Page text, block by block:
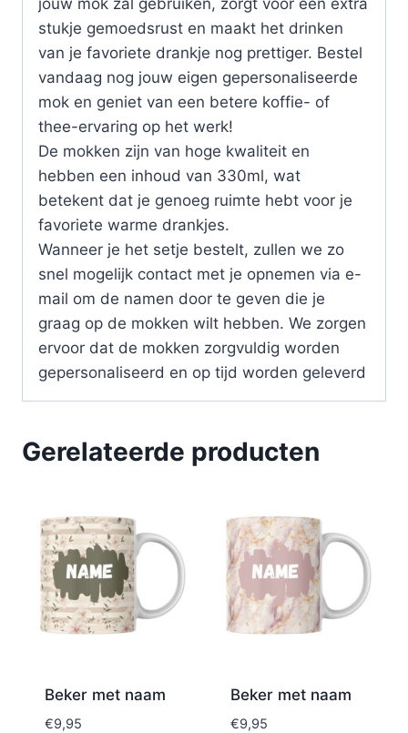
stukje gemoedsrust en maakt het drinken
van je favoriete drankje nog prettiger. Bestel
vandaag nog jouw eigen gepersonaliseerde
mok en geniet van een betere koffie- of
thee-ervaring op het werk!
De mokken zijn van hoge kwaliteit en
hebben een inhoud van 330ml, wat
betekent dat je genoeg ruimte hebt voor je
favoriete warme drankjes.
Wanneer je het setje bestelt, zullen we zo
snel mogelijk contact met je opnemen via e-
mail om de namen door te geven die je
graag op de mokken wilt hebben. We zorgen
ervoor dat de mokken zorgvuldig worden
gepersonaliseerd en op tijd worden geleverd
Gerelateerde producten
Beker met naam
€9,95
Beker met naam
€9,95